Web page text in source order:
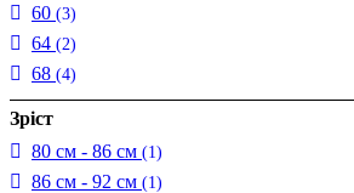
60 (3)
64 (2)
68 (4)
Зріст
80 см - 86 см (1)
86 см - 92 см (1)